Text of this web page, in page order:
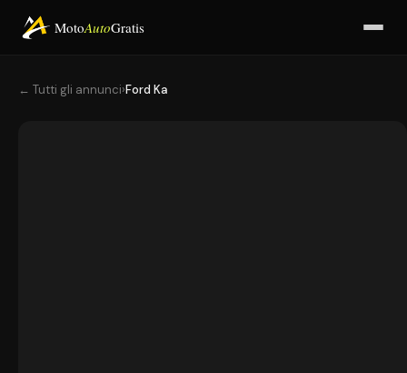
MotoAutoGratis
← Tutti gli annunci›Ford Ka